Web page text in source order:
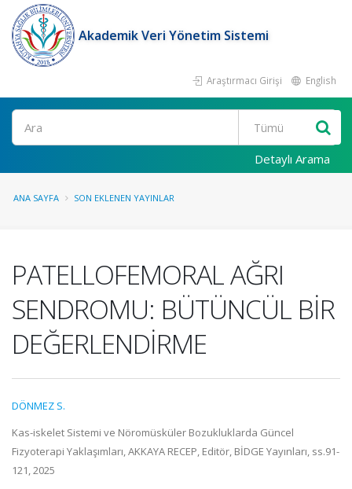
Akademik Veri Yönetim Sistemi
Araştırmacı Girişi English
Ara
Detaylı Arama
ANA SAYFA SON EKLENEN YAYINLAR
PATELLOFEMORAL AĞRI
SENDROMU: BÜTÜNCÜL BİR
DEĞERLENDİRME
DÖNMEZ S.
Kas-iskelet Sistemi ve Nöromüsküler Bozukluklarda Güncel
Fizyoterapi Yaklaşımları, AKKAYA RECEP, Editör, BİDGE Yayınları, ss.91-
121, 2025